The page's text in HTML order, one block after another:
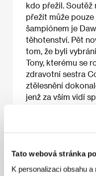
Tato webová stránka
K personalizaci obsahu
kdo přežil. Soutěž
přežít může
šampiónem je
těhotenství. Pět
tom, že byli
Tony, kterému se
zdravotní sestra
ztělesnění
jenž za vším vidí
shodou okolností
O filmu